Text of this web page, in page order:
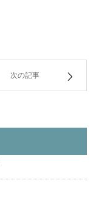
次の記事